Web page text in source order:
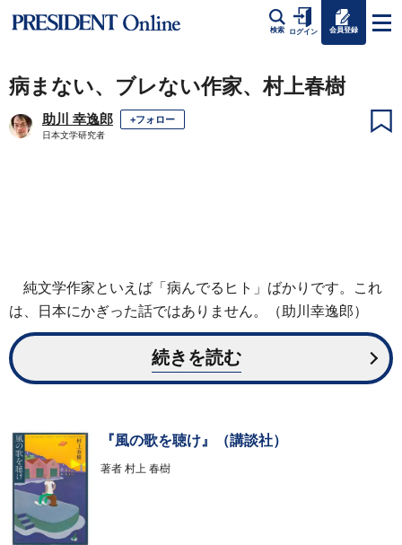
検索 ログイン 会員登録
病まない、ブレない作家、村上春樹
助川 幸逸郎 +フォロー
日本文学研究者
純文学作家といえば「病んでるヒト」ばかりです。これ
は、日本にかぎった話ではありません。（助川幸逸郎）
続きを読む
『風の歌を聴け』（講談社）
著者 村上 春樹